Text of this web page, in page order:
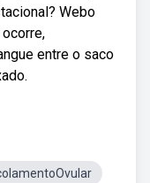
Webo
entre o saco